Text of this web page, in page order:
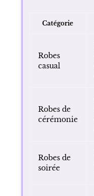
Catégorie
Robes
casual
Robes de
cérémonie
Robes de
soirée